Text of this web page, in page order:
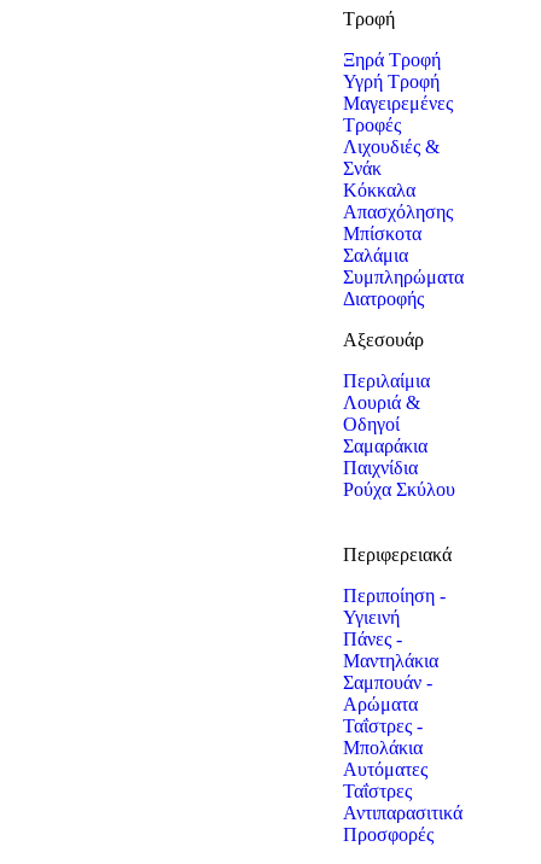
Τροφή
Ξηρά Τροφή
Υγρή Τροφή
Μαγειρεμένες
Τροφές
Λιχουδιές &
Σνάκ
Κόκκαλα
Απασχόλησης
Μπίσκοτα
Σαλάμια
Συμπληρώματα
Διατροφής
Αξεσουάρ
Περιλαίμια
Λουριά &
Οδηγοί
Σαμαράκια
Παιχνίδια
Ρούχα Σκύλου
Περιφερειακά
Περιποίηση -
Υγιεινή
Πάνες -
Μαντηλάκια
Σαμπουάν -
Αρώματα
Ταΐστρες -
Μπολάκια
Αυτόματες
Ταΐστρες
Αντιπαρασιτικά
Προσφορές